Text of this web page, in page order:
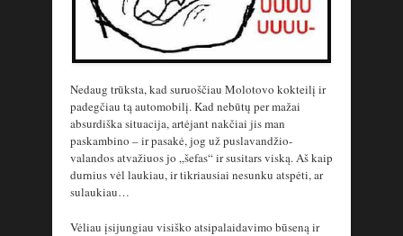
Nedaug trūksta, kad suruoščiau Molotovo kokteilį ir
padegčiau tą automobilį. Kad nebūtų per mažai
absurdiška situacija, artėjant nakčiai jis man
paskambino – ir pasakė, jog už puslavandžio-
valandos atvažiuos jo „šefas“ ir susitars viską. Aš kaip
durnius vėl laukiau, ir tikriausiai nesunku atspėti, ar
sulaukiau…
Vėliau įsijungiau visiško atsipalaidavimo būseną ir